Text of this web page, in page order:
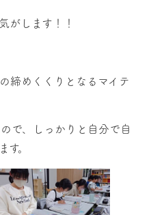
がします！！
締めくくりとなるマイテ
で、しっかりと自分で自
す。